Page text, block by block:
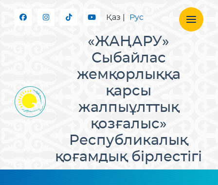
Қаз Рус
«ЖАҢАРУ»
Сыбайлас
жемқорлыққа
қарсы
жалпыұлттық
қозғалыс»
Республикалық
қоғамдық бірлестігі